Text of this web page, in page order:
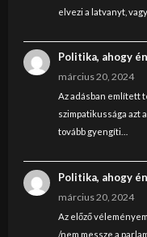
elvezi a latvanyt,
Politika, ahogy
március 20, 2024
Az adásban említett
szimpatikussága azt
tovább gyengíti…
Politika, ahogy
március 20, 2024
Az előző
/nem messze a